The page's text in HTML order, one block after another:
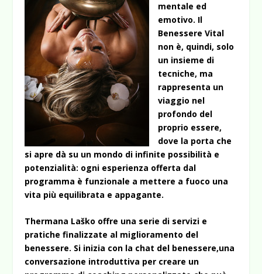
mentale ed
emotivo. Il
Benessere Vital
non è, quindi, solo
un insieme di
tecniche, ma
rappresenta un
viaggio nel
profondo del
proprio essere,
dove la porta che
si apre dà su un mondo di infinite possibilità e
potenzialità: ogni esperienza offerta dal
programma è funzionale a mettere a fuoco una
vita più equilibrata e appagante.
Thermana Laško offre una serie di servizi e
pratiche finalizzate al miglioramento del
benessere. Si inizia con la chat del benessere,una
conversazione introduttiva per creare un